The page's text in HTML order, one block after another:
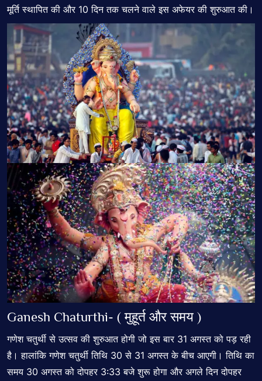
मूर्ति स्थापित की और 10 दिन तक चलने वाले इस अफेयर की शुरुआत की।
Ganesh Chaturthi- ( मुहूर्त और समय )
गणेश चतुर्थी से उत्सव की शुरुआत होगी जो इस बार 31 अगस्त को पड़ रही
है। हालांकि गणेश चतुर्थी तिथि 30 से 31 अगस्त के बीच आएगी। तिथि का
समय 30 अगस्त को दोपहर 3:33 बजे शुरू होगा और अगले दिन दोपहर